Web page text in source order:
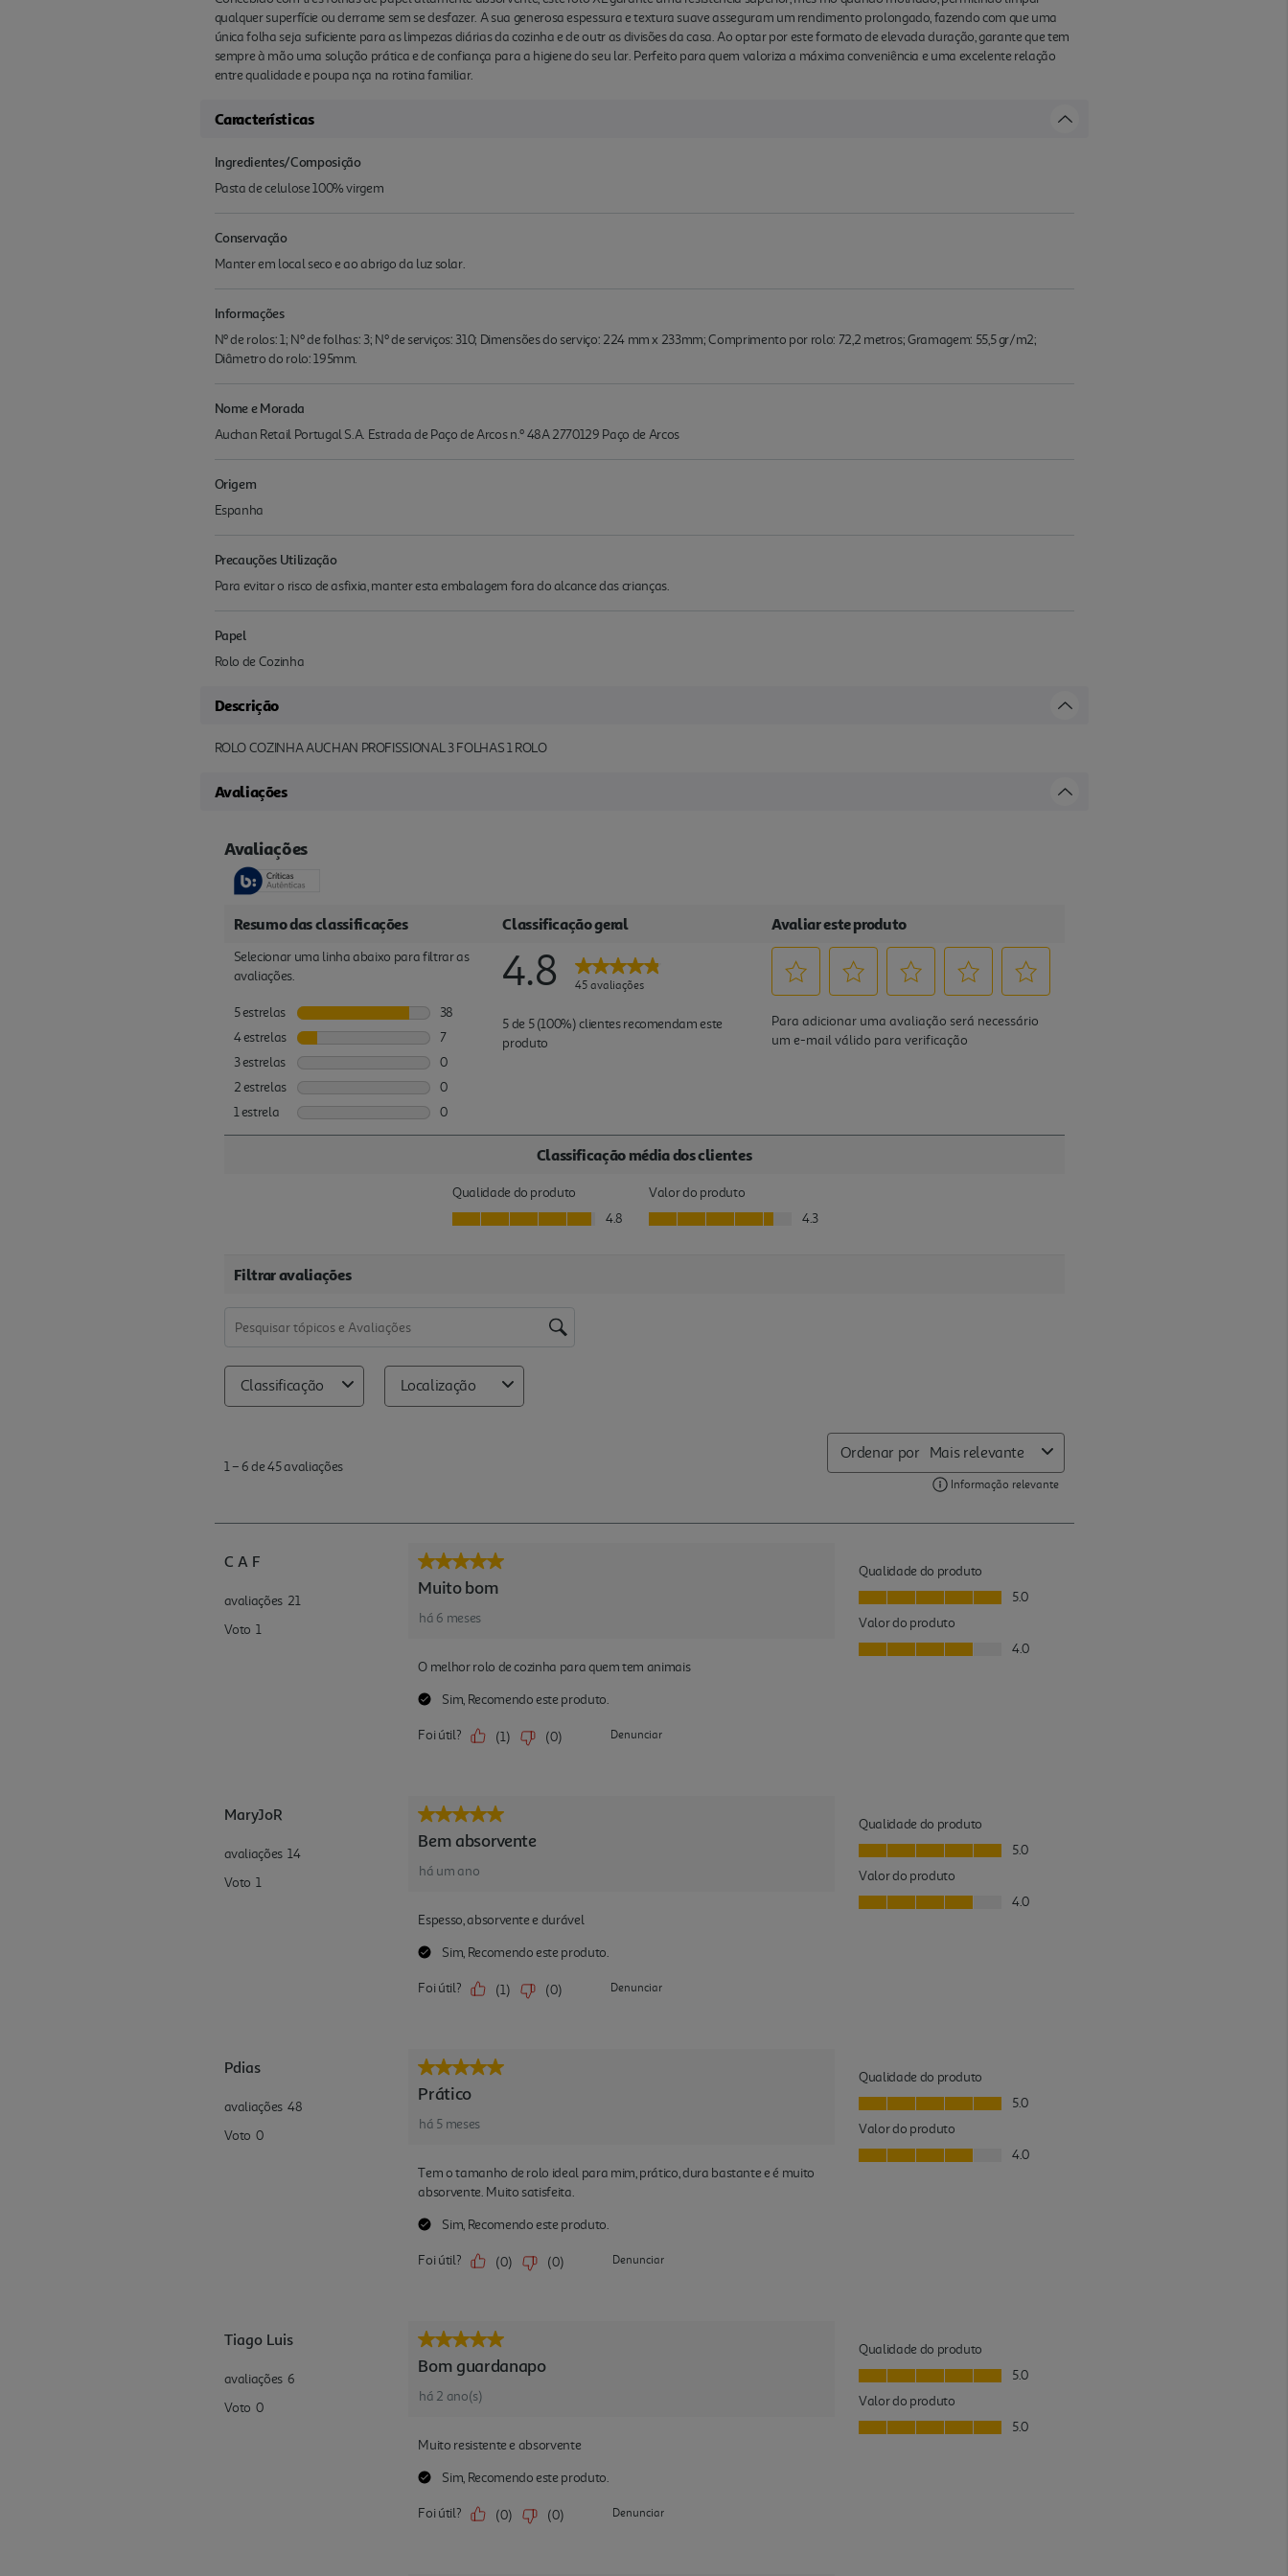
qualquer superfície ou derrame sem se desfazer. A sua generosa espessura e textura suave asseguram um rendimento prolongado, fazendo com que uma
única folha seja suficiente para as limpezas diárias da cozinha e de outr as divisões da casa. Ao optar por este formato de elevada duração, garante que tem
sempre à mão uma solução prática e de confiança para a higiene do seu lar. Perfeito para quem valoriza a máxima conveniência e uma excelente relação
entre qualidade e poupa nça na rotina familiar.
Características
Ingredientes/Composição
Pasta de celulose 100% virgem
Conservação
Manter em local seco e ao abrigo da luz solar.
Informações
Nº de rolos: 1; Nº de folhas: 3; Nº de serviços: 310; Dimensões do serviço: 224 mm x 233mm; Comprimento por rolo: 72,2 metros; Gramagem: 55,5 gr/m2;
Diâmetro do rolo: 195mm.
Nome e Morada
Auchan Retail Portugal S.A. Estrada de Paço de Arcos n.º 48A 2770129 Paço de Arcos
Origem
Espanha
Precauções Utilização
Para evitar o risco de asfixia, manter esta embalagem fora do alcance das crianças.
Papel
Rolo de Cozinha
Descrição
ROLO COZINHA AUCHAN PROFISSIONAL 3 FOLHAS 1 ROLO
Avaliações